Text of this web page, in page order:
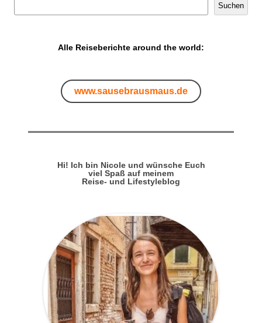
Suchen
Alle Reiseberichte around the world:
www.sausebrausmaus.de
Hi! Ich bin Nicole und wünsche Euch
viel Spaß auf meinem
Reise- und Lifestyleblog